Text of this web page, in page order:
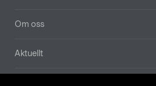
Om oss
Aktuellt